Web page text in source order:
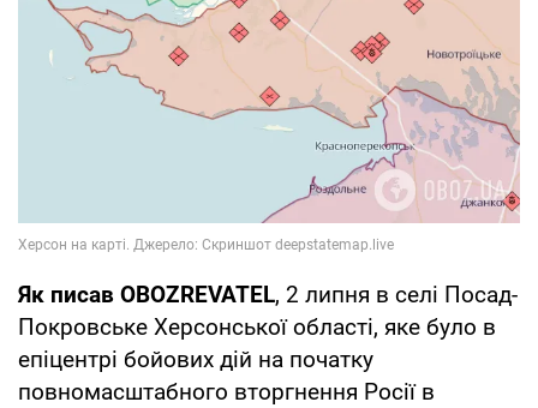
Як писав OBOZREVATEL, 2 липня в селі Посад-
Покровське Херсонської області, яке було в
епіцентрі бойових дій на початку
повномасштабного вторгнення Росії в